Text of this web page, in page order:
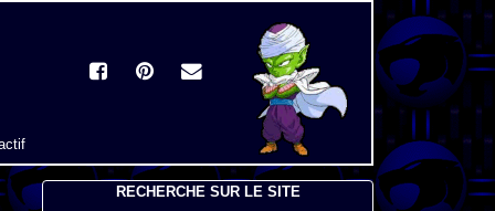
RECHERCHE SUR LE SITE